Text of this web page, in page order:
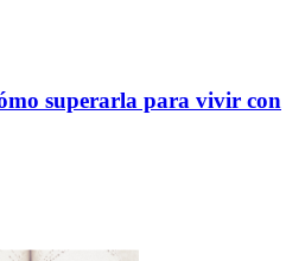
superarla para vivir con